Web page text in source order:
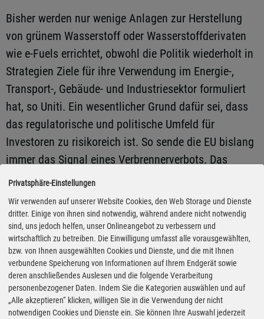
Bisher werden nur wenige Anlagen zur Herstellung
von grünem Wasserstoff oder Wasserstoffderivaten
wie e-Fuels errichtet, obwohl die Politik wiederholt in
Strategien Ziele für ihre Verwendung im Energie-,
Transport-, Gebäude- und Industriesektor formuliert
hat, so Uniti. Ein wesentlicher Grund dafür sei, dass
das regulatorische und politische Umfeld für
Investoren zu risikoreich ist. So sende die EU bislang
immer das Signal eines Verbrennerverbots. Das
schließe einen künftigen Kraftstoffmarkt im
Straßenverkehr aus.
Für einen Mengenhochlauf erneuerbarer Kraftstoffe
bedarf es daher aus Sicht des Verbands „passender
regulativer Rahmenbedingungen sowie wirksamer De-
Risking-Maßnahmen, die derzeit nur in ersten
Ansätzen existieren, aber schnellstmöglich
Privatsphäre-Einstellungen
Wir verwenden auf unserer Website Cookies, den Web Storage und Dienste
dritter. Einige von ihnen sind notwendig, während andere nicht notwendig
sind, uns jedoch helfen, unser Onlineangebot zu verbessern und
wirtschaftlich zu betreiben. Die Einwilligung umfasst alle vorausgewählten,
bzw. von Ihnen ausgewählten Cookies und Dienste, und die mit Ihnen
verbundene Speicherung von Informationen auf Ihrem Endgerät sowie
deren anschließendes Auslesen und die folgende Verarbeitung
personenbezogener Daten. Indem Sie die Kategorien auswählen und auf
„Alle akzeptieren“ klicken, willigen Sie in die Verwendung der nicht
notwendigen Cookies und Dienste ein. Sie können Ihre Auswahl jederzeit